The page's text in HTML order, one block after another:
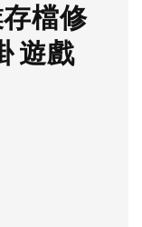
存檔修
遊戲